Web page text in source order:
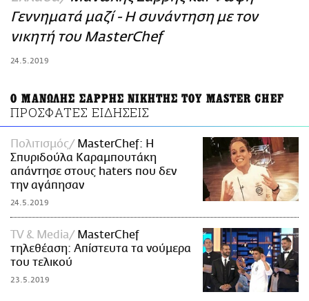
ΑΜΠΑ
PRINT
Γεννηματά μαζί - Η συνάντηση με τον
νικητή του MasterChef
24.5.2019
Ο ΜΑΝΩΛΗΣ ΣΑΡΡΗΣ ΝΙΚΗΤΗΣ ΤΟΥ MASTER CHEF
ΠΡΟΣΦΑΤΕΣ ΕΙΔΗΣΕΙΣ
Πολιτισμός
MasterChef: H
Σπυριδούλα Καραμπουτάκη
απάντησε στους haters που δεν
την αγάπησαν
24.5.2019
TV & Media
MasterChef
τηλεθέαση: Απίστευτα τα νούμερα
του τελικού
23.5.2019